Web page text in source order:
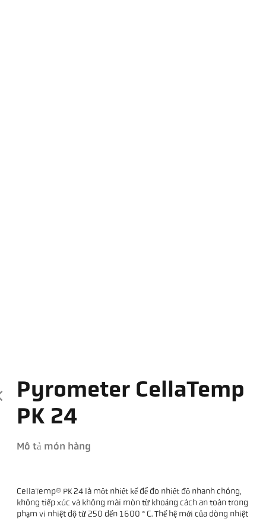
Pyrometer CellaTemp
PK 24
Mô tả món hàng
CellaTemp® PK 24 là một nhiệt kế để đo nhiệt độ nhanh chóng,
không tiếp xúc và không mài mòn từ khoảng cách an toàn trong
phạm vi nhiệt độ từ 250 đến 1600 ° C. Thế hệ mới của dòng nhiệt